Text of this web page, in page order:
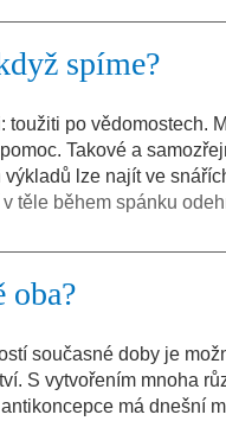
spíme?
toužiti po vědomostech.
Takové a
lze najít ve
v těle během spánku
oba?
současné doby je
S vytvořením mnoha
má dnešní